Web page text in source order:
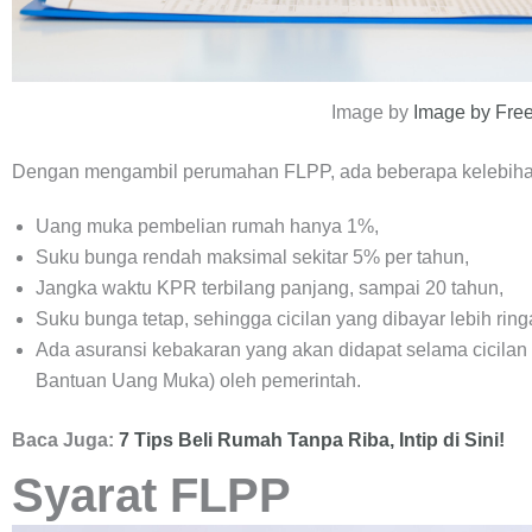
Image by Image by
Dengan mengambil perumahan FLPP, ada beberapa
Uang muka pembelian rumah hanya 1%,
Suku bunga rendah maksimal sekitar 5% per tahun,
Jangka waktu KPR terbilang panjang, sampai 20 tahun,
Suku bunga tetap, sehingga cicilan yang dibayar lebih
Ada asuransi kebakaran yang akan didapat selama
Bantuan Uang Muka) oleh pemerintah.
Baca Juga: 7 Tips Beli Rumah Tanpa Riba, Intip di Sini!
Syarat FLPP